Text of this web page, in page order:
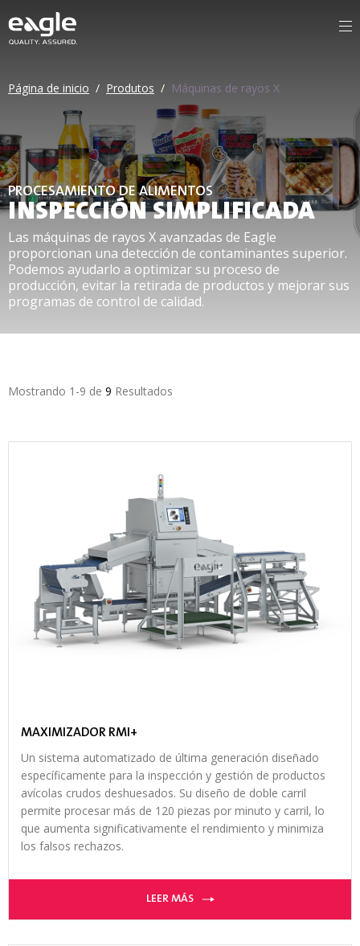
Página de inicio / Produtos / Máquinas de rayos X
PROCESAMIENTO DE ALIMENTOS
INSPECCIÓN SIMPLIFICADA
Las máquinas de rayos X avanzadas de Eagle
proporcionan una detección de contaminantes superior.
Podemos ayudarlo a optimizar su proceso de
producción, evitar la retirada de productos y mejorar sus
programas de control de calidad.
Mostrando 1-9 de 9 Resultados
MAXIMIZADOR RMI+
Un sistema automatizado de última generación diseñado
específicamente para la inspección y gestión de productos
avícolas crudos deshuesados. Su diseño de doble carril
permite procesar más de 120 piezas por minuto y carril, lo
que aumenta significativamente el rendimiento y minimiza
los falsos rechazos.
LEER MÁS